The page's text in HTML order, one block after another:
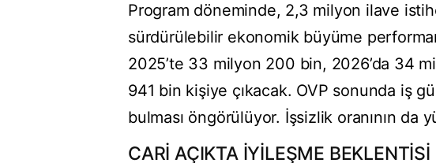
Program döneminde, 2,3 milyon ilave
sürdürülebilir ekonomik büyüme
2025’te 33 milyon 200 bin, 2026’da 34
941 bin kişiye çıkacak. OVP sonunda iş
bulması öngörülüyor. İşsizlik oranının da
CARİ AÇIKTA İYİLEŞME BEKLENTİSİ